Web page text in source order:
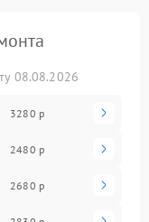
08.08.2026
3280 р
2480 р
2680 р